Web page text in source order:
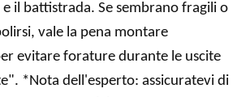
il battistrada. Se sembrano fragili o
vale la pena montare
evitare forature durante le uscite
*Nota dell'esperto: assicuratevi di